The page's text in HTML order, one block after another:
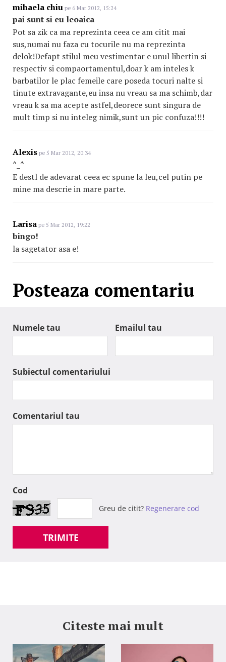
mihaela chiu pe 6 Mar 2012, 15:24
pai sunt si eu leoaica
Pot sa zik ca ma reprezinta ceea ce am citit mai
sus,numai nu faza cu tocurile nu ma reprezinta
delok!Defapt stilul meu vestimentar e unul libertin si
respectiv si compaortamentul,doar k am inteles k
barbatilor le plac femeile care poseda tocuri nalte si
tinute extravagante,eu insa nu vreau sa ma schimb,dar
vreau k sa ma acepte astfel,deorece sunt singura de
mult timp si nu inteleg nimik,sunt un pic confuza!!!!
Alexis pe 5 Mar 2012, 20:34
^_^
E destl de adevarat ceea ec spune la leu,cel putin pe
mine ma descrie in mare parte.
Larisa pe 5 Mar 2012, 19:22
bingo!
la sagetator asa e!
Posteaza comentariu
Numele tau Emailul tau
Subiectul comentariului
Comentariul tau
Cod
Greu de citit? Regenerare cod
TRIMITE
Citeste mai mult